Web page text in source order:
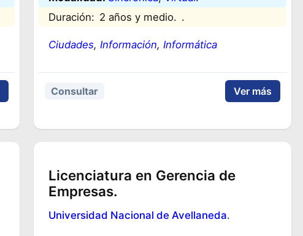
Duración: 2 años y medio. .
Ciudades, Información, Informática
Consultar Ver más
Licenciatura en Gerencia de
Empresas.
Universidad Nacional de Avellaneda.